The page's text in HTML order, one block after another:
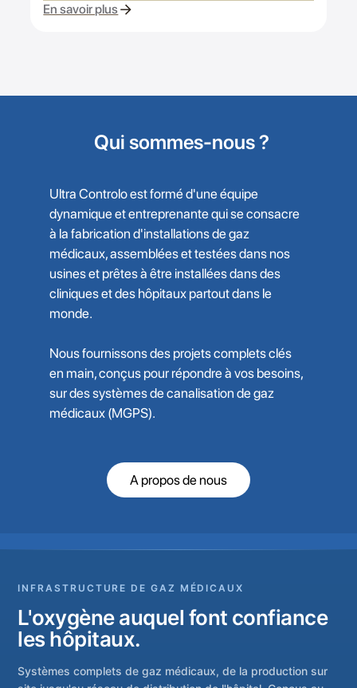
En savoir plus
Qui sommes-nous ?
Ultra Controlo est formé d'une équipe
dynamique et entreprenante qui se consacre
à la fabrication d'installations de gaz
médicaux, assemblées et testées dans nos
usines et prêtes à être installées dans des
cliniques et des hôpitaux partout dans le
monde.
Nous fournissons des projets complets clés
en main, conçus pour répondre à vos besoins,
sur des systèmes de canalisation de gaz
médicaux (MGPS).
A propos de nous
INFRASTRUCTURE DE GAZ MÉDICAUX
L'oxygène auquel font confiance
les hôpitaux.
Systèmes complets de gaz médicaux, de la production sur